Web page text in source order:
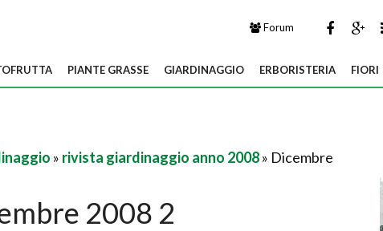
Forum
PIANTE GRASSE GIARDINAGGIO ERBORISTERIA FIORI
» rivista giardinaggio anno 2008» Dicembre
2008 2